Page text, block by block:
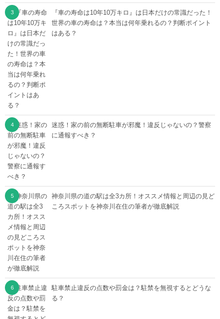
『車の寿命は10年10万キロ』は日本だけの常識だった！
世界の車の寿命は？本当は何年乗れるの？判断ポイント
はある？
迷惑！家の前の無断駐車が邪魔！違反じゃないの？警察
に通報すべき？
神奈川県の道の駅は全3カ所！オススメ情報と周辺の見ど
ころスポットを神奈川在住の筆者が徹底解説
駐車禁止違反の点数や罰金は？駐禁を無視するとどうな
る？